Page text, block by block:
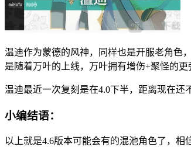
温迪作为蒙德的风神，同样也是开服老角色
是随着万叶的上线，万叶拥有增伤+聚怪的
温迪最近一次复刻是在4.0下半，距离现在还
小编结语：
以上就是4.6版本可能会有的混池角色了，